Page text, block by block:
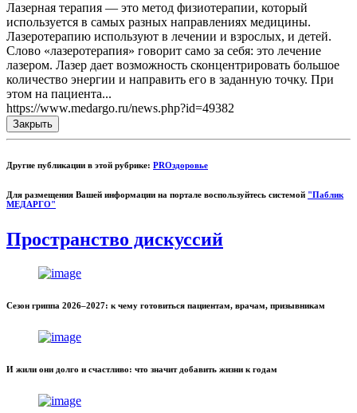
Лазерная терапия — это метод физиотерапии, который
используется в самых разных направлениях медицины.
Лазеротерапию используют в лечении и взрослых, и детей.
Слово «лазеротерапия» говорит само за себя: это лечение
лазером. Лазер дает возможность сконцентрировать большое
количество энергии и направить его в заданную точку. При
этом на пациента...
https://www.medargo.ru/news.php?id=49382
Закрыть
Другие публикации в этой рубрике: PROздоровье
Для размещения Вашей информации на портале воспользуйтесь системой "Паблик
МЕДАРГО"
Пространство дискуссий
Сезон гриппа 2026–2027: к чему готовиться пациентам, врачам, призывникам
И жили они долго и счастливо: что значит добавить жизни к годам